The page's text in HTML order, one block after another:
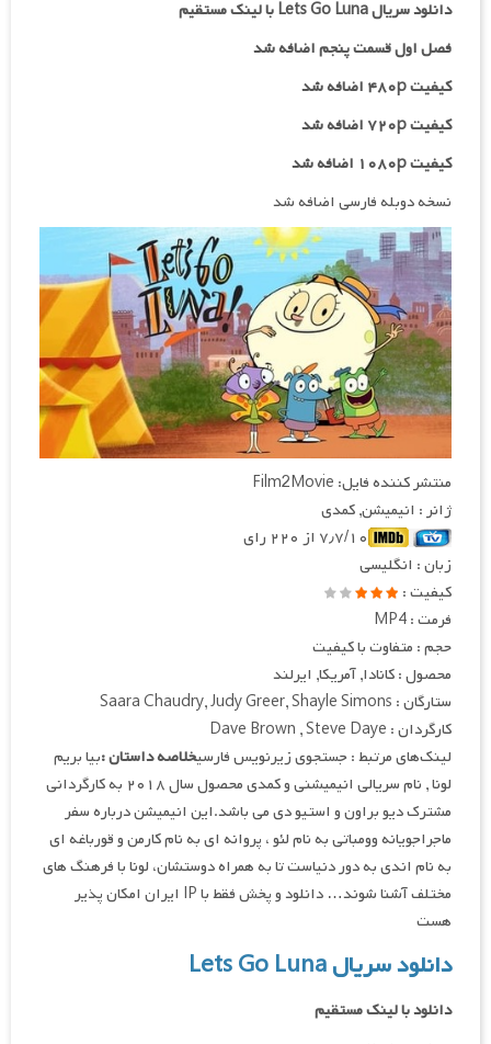
دانلود سریال Lets Go Luna با لینک مستقیم
فصل اول قسمت پنجم اضافه شد
کیفیت ۴۸۰p اضافه شد
کیفیت ۷۲۰p
اضافه شد
کیفیت ۱۰۸۰p اضافه شد
نسخه دوبله فارسی اضافه شد
منتشر کننده فایل: Film2Movie
ژانر : انیمیشن, کمدی
۷٫۷/۱۰ از ۲۲۰ رای
زبان : انگلیسی
کیفیت :
فرمت : MP4
حجم : متفاوت با کیفیت
محصول : کانادا, آمریکا, ایرلند
ستارگان : Saara Chaudry, Judy Greer, Shayle Simons
کارگردان : Dave Brown , Steve Daye
لینک‌های مرتبط : جستجوی زیرنویس فارسیخلاصه داستان :بیا بریم
لونا , نام سریالی انیمیشنی و کمدی محصول سال ۲۰۱۸ به کارگردانی
مشترک دیو براون و استیو دی می باشد.این انیمیشن درباره سفر
ماجراجویانه وومباتی به نام لئو ، پروانه ای به نام کارمن و قورباغه ای
به نام اندی به دور دنیاست تا به همراه دوستشان، لونا با فرهنگ های
مختلف آشنا شوند… دانلود و پخش فقط با IP ایران امکان پذیر
هست
دانلود سریال Lets Go Luna
دانلود با لینک مستقیم